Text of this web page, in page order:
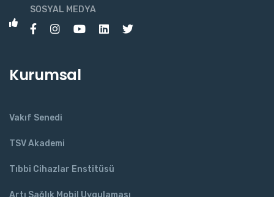
SOSYAL MEDYA
Kurumsal
Vakıf Senedi
TSV Akademi
Tıbbi Cihazlar Enstitüsü
Artı Sağlık Mobil Uygulaması